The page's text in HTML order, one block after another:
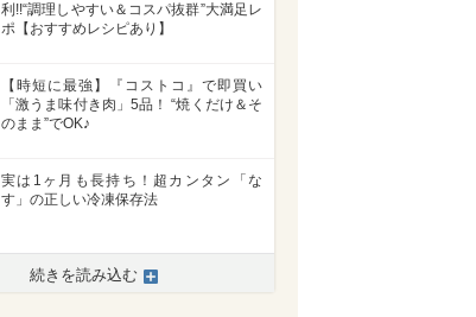
利!!“調理しやすい＆コスパ抜群”大満足レ
ポ【おすすめレシピあり】
【時短に最強】『コストコ』で即買い
「激うま味付き肉」5品！ “焼くだけ＆そ
のまま”でOK♪
実は1ヶ月も長持ち！超カンタン「な
す」の正しい冷凍保存法
続きを読み込む